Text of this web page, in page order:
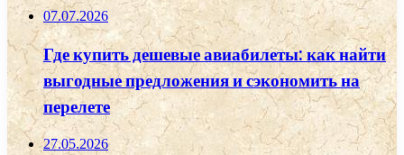
07.07.2026
Где купить дешевые авиабилеты: как найти
выгодные предложения и сэкономить на
перелете
27.05.2026